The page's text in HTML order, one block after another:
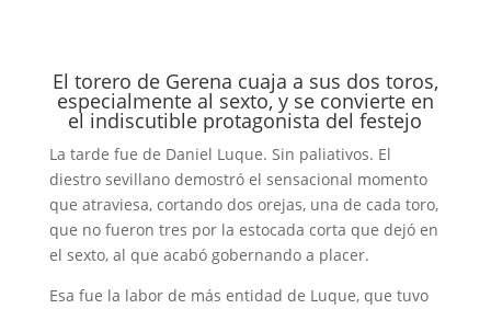
El torero de Gerena cuaja a sus dos toros,
especialmente al sexto, y se convierte en
el indiscutible protagonista del festejo
La tarde fue de Daniel Luque. Sin paliativos. El
diestro sevillano demostró el sensacional momento
que atraviesa, cortando dos orejas, una de cada toro,
que no fueron tres por la estocada corta que dejó en
el sexto, al que acabó gobernando a placer.
Esa fue la labor de más entidad de Luque, que tuvo